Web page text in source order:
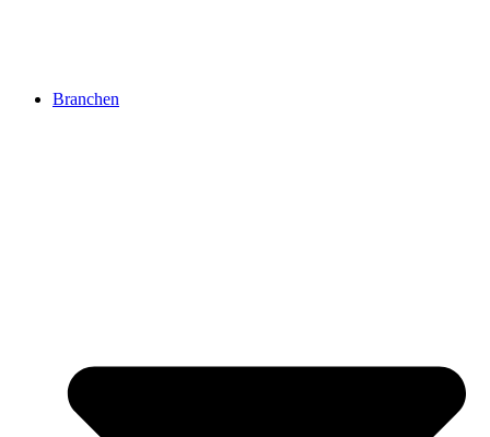
Branchen